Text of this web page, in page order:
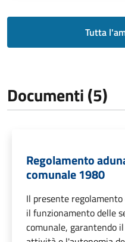
Tutta
Documenti (5)
Regolamento
comunale 1980
Il presente
il funzionamento delle
comunale, garantendo